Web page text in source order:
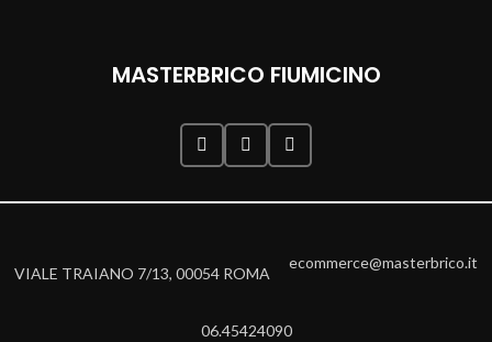
MASTERBRICO FIUMICINO
VIALE TRAIANO 7/13, 00054 ROMA
ecommerce@masterbrico.it
06.45424090